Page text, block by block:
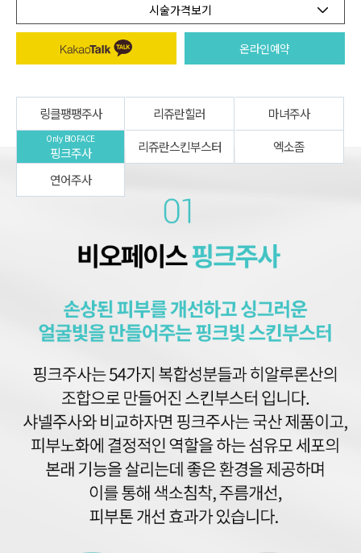
시술가격보기
온라인예약
링클팽팽주사 리쥬란힐러 마녀주사
Only BIOFACE
핑크주사 리쥬란스킨부스터
엑소좀
연어주사